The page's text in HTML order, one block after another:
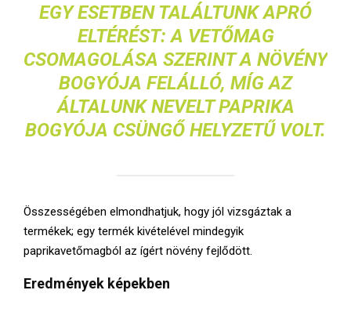
EGY ESETBEN TALÁLTUNK APRÓ
ELTÉRÉST: A VETŐMAG
CSOMAGOLÁSA SZERINT A NÖVÉNY
BOGYÓJA FELÁLLÓ, MÍG AZ
ÁLTALUNK NEVELT PAPRIKA
BOGYÓJA CSÜNGŐ HELYZETŰ VOLT.
Összességében elmondhatjuk, hogy jól vizsgáztak a
termékek; egy termék kivételével mindegyik
paprikavetőmagból az ígért növény fejlődött.
Eredmények képekben